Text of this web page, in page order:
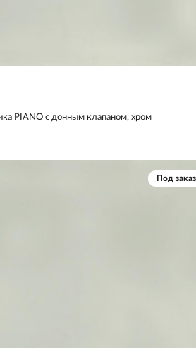
PIANO с донным клапаном, хром
Под заказ